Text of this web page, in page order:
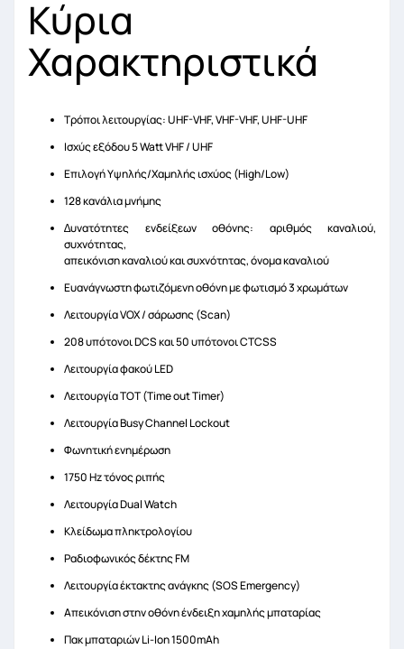
Κύρια
Χαρακτηριστικά
Τρόποι λειτουργίας: UHF-VHF, VHF-VHF, UHF-UHF
Ισχύς εξόδου 5 Watt VHF / UHF
Επιλογή Υψηλής/Χαμηλής ισχύος (High/Low)
128 κανάλια μνήμης
∆υνατότητες ενδείξεων οθόνης: αριθμός καναλιού,
συχνότητας,
απεικόνιση καναλιού και συχνότητας, όνομα καναλιού
Ευανάγνωστη φωτιζόμενη οθόνη με φωτισμό 3 χρωμάτων
Λειτουργία VOX / σάρωσης (Scan)
208 υπότονοι DCS και 50 υπότονοι CTCSS
Λειτουργία φακού LED
Λειτουργία TOT (Time out Timer)
Λειτουργία Busy Channel Lockout
Φωνητική ενημέρωση
1750 Hz τόνος ριπής
Λειτουργία Dual Watch
Κλείδωμα πληκτρολογίου
Ραδιοφωνικός δέκτης FM
Λειτουργία έκτακτης ανάγκης (SOS Emergency)
Απεικόνιση στην οθόνη ένδειξη χαμηλής μπαταρίας
Πακ μπαταριών Li-Ion 1500mAh